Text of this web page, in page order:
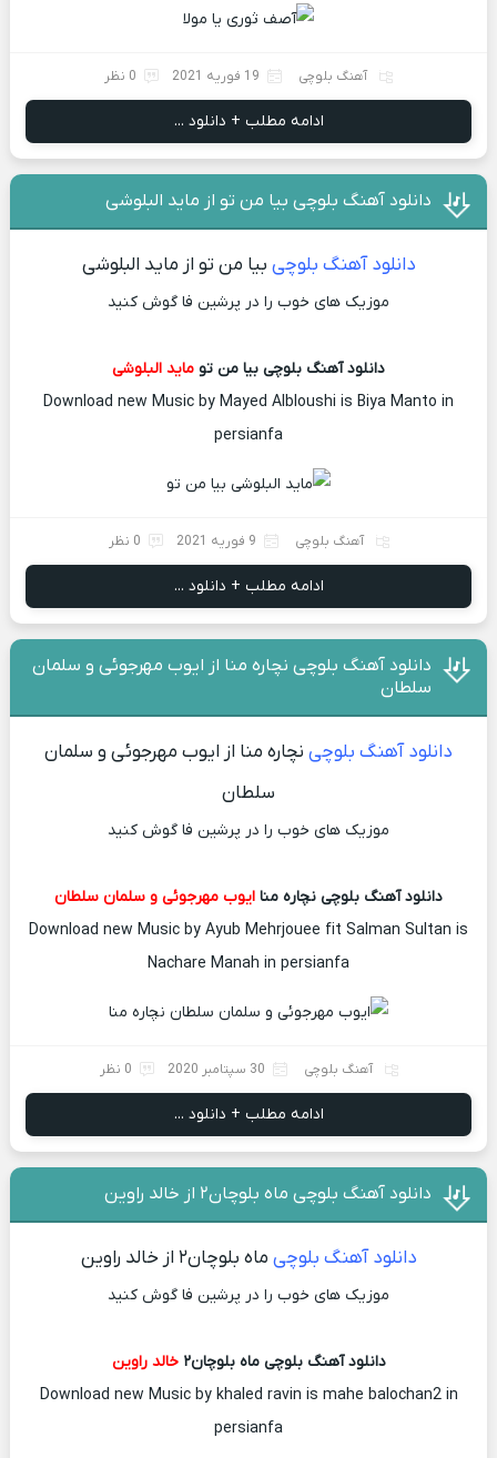
آهنگ بلوچی 19 فوریه 2021 0 نظر
ادامه مطلب + دانلود ...
دانلود آهنگ بلوچی بیا من تو از ماید البلوشی
دانلود آهنگ بلوچی بیا من تو از ماید البلوشی
موزیک های خوب را در پرشین فا گوش کنید
دانلود آهنگ بلوچی بیا من تو ماید البلوشی
Download new Music by Mayed Albloushi is Biya Manto in
persianfa
آهنگ بلوچی 9 فوریه 2021 0 نظر
ادامه مطلب + دانلود ...
دانلود آهنگ بلوچی نچاره منا از ایوب مهرجوئی و سلمان
سلطان
دانلود آهنگ بلوچی نچاره منا از ایوب مهرجوئی و سلمان
سلطان
موزیک های خوب را در پرشین فا گوش کنید
دانلود آهنگ بلوچی نچاره منا ایوب مهرجوئی و سلمان سلطان
Download new Music by Ayub Mehrjouee fit Salman Sultan is
Nachare Manah in persianfa
آهنگ بلوچی 30 سپتامبر 2020 0 نظر
ادامه مطلب + دانلود ...
دانلود آهنگ بلوچی ماه بلوچان۲ از خالد راوین
دانلود آهنگ بلوچی ماه بلوچان۲ از خالد راوین
موزیک های خوب را در پرشین فا گوش کنید
دانلود آهنگ بلوچی ماه بلوچان۲ خالد راوین
Download new Music by khaled ravin is mahe balochan2 in
persianfa